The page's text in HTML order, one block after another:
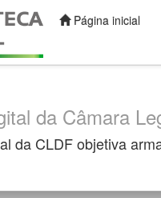
Página inicial
da Câmara
da CLDF objetiva